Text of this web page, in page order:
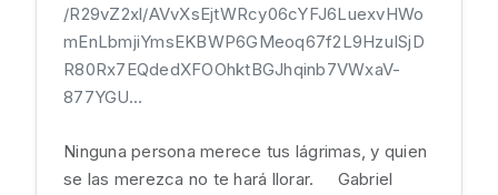
/R29vZ2xl/AVvXsEjtWRcy06cYFJ6LuexvHWo
mEnLbmjiYmsEKBWP6GMeoq67f2L9HzuISjD
R80Rx7EQdedXFOOhktBGJhqinb7VWxaV-
877YGU...
Ninguna persona merece tus lágrimas, y quien
se las merezca no te hará llorar. Gabriel